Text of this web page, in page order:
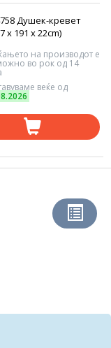
Душек-кревет
x 191 x 22cm)
на производот е
во рок од 14
веќе од